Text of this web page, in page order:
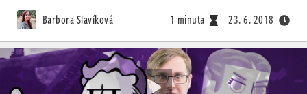
Barbora Slavíková 1 minuta 23. 6. 2018